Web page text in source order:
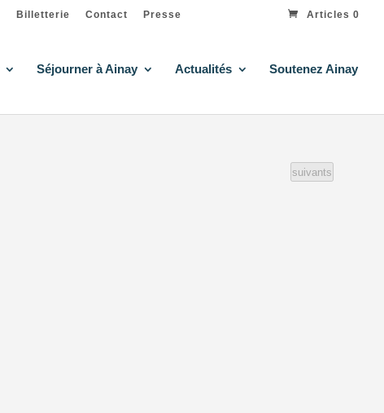
Billetterie Contact Presse Articles 0
Séjourner à Ainay Actualités Soutenez Ainay
Évènements
suivants